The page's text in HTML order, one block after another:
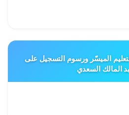
الميسّر ورسوم التسجيل على
المالك السعدي